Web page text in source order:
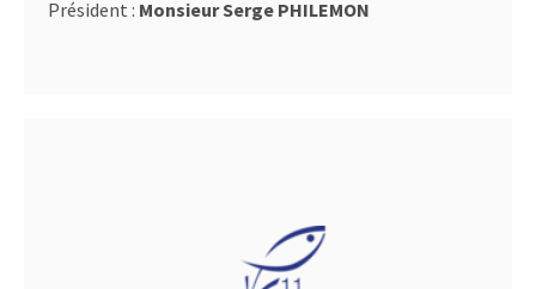
Président : Monsieur Serge PHILEMON